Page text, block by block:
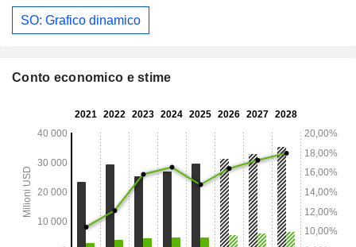
SO: Grafico dinamico
Conto economico e stime